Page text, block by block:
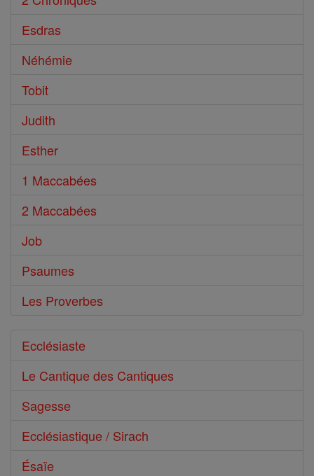
Esdras
Néhémie
Tobit
Judith
Esther
1 Maccabées
2 Maccabées
Job
Psaumes
Les Proverbes
Ecclésiaste
Le Cantique des Cantiques
Sagesse
Ecclésiastique / Sirach
Ésaïe